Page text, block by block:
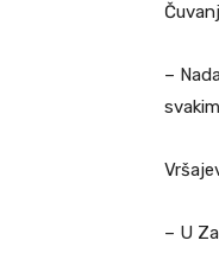
–
– U